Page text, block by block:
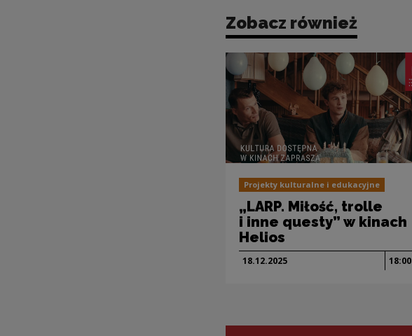
Zobacz również
Projekty kulturalne i edukacyjne
„LARP. Miłość, trolle
i inne questy” w kinach
Helios
18.12.2025 18:00